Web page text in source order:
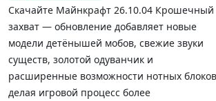
Скачайте Майнкрафт 26.10.04 Крошечный
захват — обновление добавляет новые
модели детёнышей мобов, свежие звуки
существ, золотой одуванчик и
расширенные возможности нотных
делая игровой процесс более